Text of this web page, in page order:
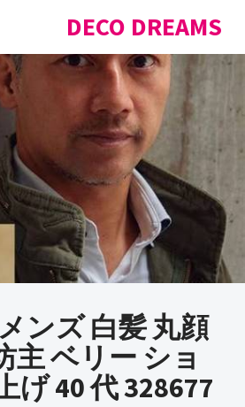
DECO DREAMS
ンズ 白髪 丸顔
主 ベリー ショ
げ 40 代 328677